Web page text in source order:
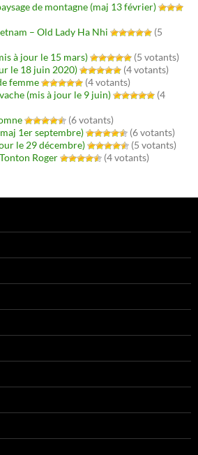
de montagne (maj 13 février)
– Old Lady Ha Nhi
(5
à jour le 15 mars)
(5 votants)
le 18 juin 2020)
(4 votants)
femme
(4 votants)
(mis à jour le 9 juin)
(4
(6 votants)
1er septembre)
(6 votants)
le 29 décembre)
(5 votants)
Roger
(4 votants)